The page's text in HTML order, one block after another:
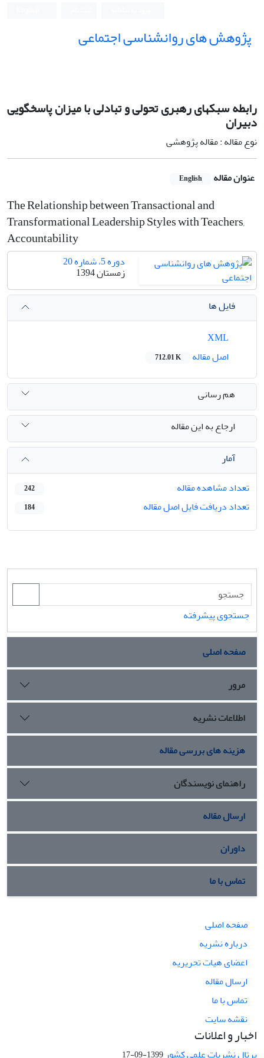
پژوهش های روانشناسی اجتماعی
رابطه سبکهای رهبری تحولی و تبادلی با میزان پاسخگویی
دبیران
نوع مقاله : مقاله پژوهشی
عنوان مقاله English
The Relationship between Transactional and
Transformational Leadership Styles with Teachers,
Accountability
دوره 5، شماره 20
زمستان 1394
فایل ها
اصل مقاله
712.01 K
هم رسانی
ارجاع به این مقاله
آمار
تعداد مشاهده مقاله
242
تعداد دریافت فایل اصل مقاله 184
جستجوی پیشرفته
صفحه اصلی
مرور
اطلاعات نشریه
هزینه های بررسی مقاله
راهنمای نویسندگان
ارسال مقاله
داوران
تماس با ما
صفحه اصلی
درباره نشریه
اعضای هیات تحریریه
ارسال مقاله
تماس با ما
نقشه سایت
اخبار و اعلانات